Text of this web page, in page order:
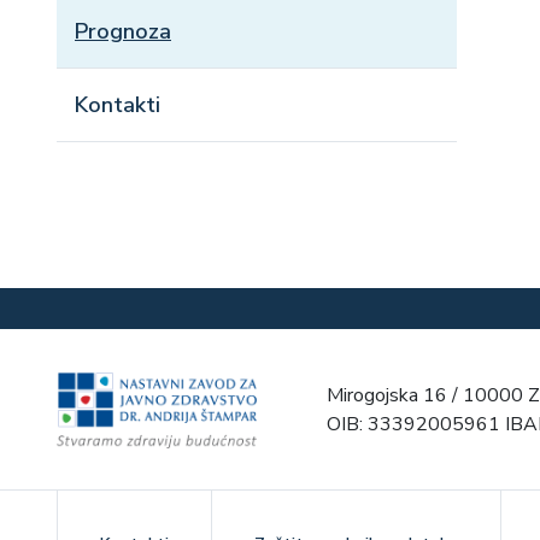
Prognoza
Kontakti
Mirogojska 16 / 10000
OIB: 33392005961